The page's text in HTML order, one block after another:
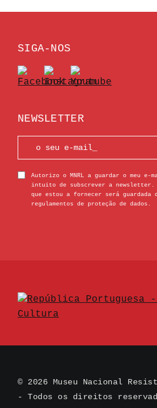
SIGA-NOS
NEWSLETTER
Autorizo o MNRL a guardar o meu e-
intuito de subscrever a newsletter.
que estou a fornecer será guardada
regulamentos de proteção de dados.
© 2026 Museu Nacional
- Todos os direitos